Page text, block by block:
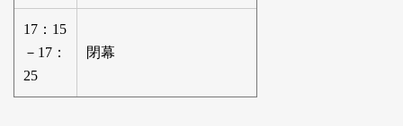
17：15
－17：
25
閉幕